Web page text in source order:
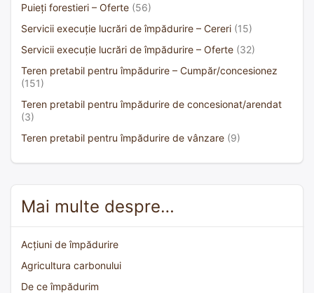
Puieți forestieri – Oferte (56)
Servicii execuție lucrări de împădurire – Cereri (15)
Servicii execuție lucrări de împădurire – Oferte (32)
Teren pretabil pentru împădurire – Cumpăr/concesionez
(151)
Teren pretabil pentru împădurire de concesionat/arendat
(3)
Teren pretabil pentru împădurire de vânzare (9)
Mai multe despre…
Acțiuni de împădurire
Agricultura carbonului
De ce împădurim